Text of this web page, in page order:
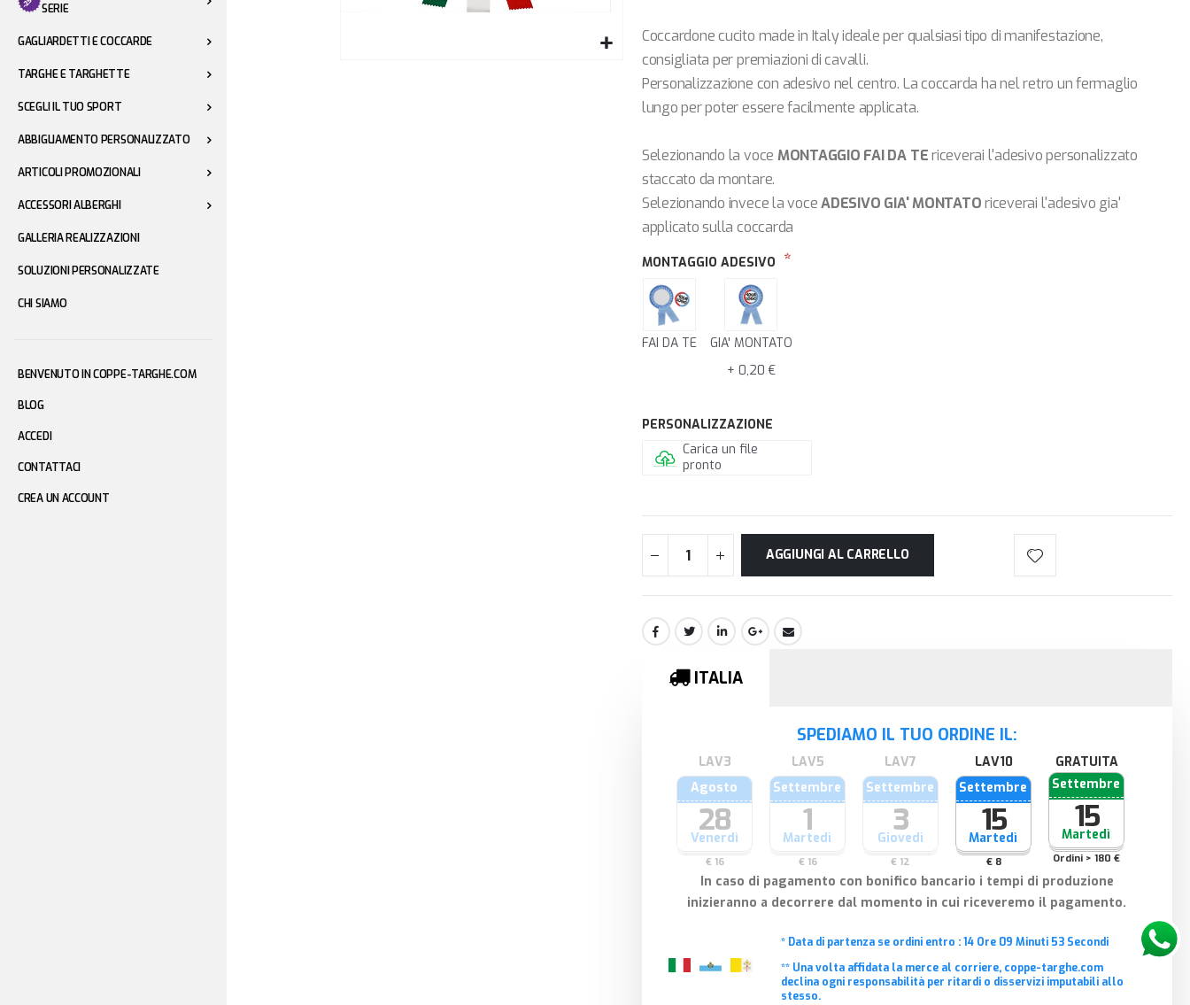
SERIE
GAGLIARDETTI E COCCARDE
TARGHE E TARGHETTE
SCEGLI IL TUO SPORT
ABBIGLIAMENTO PERSONALIZZATO
ARTICOLI PROMOZIONALI
ACCESSORI ALBERGHI
GALLERIA REALIZZAZIONI
SOLUZIONI PERSONALIZZATE
CHI SIAMO
BENVENUTO IN COPPE-TARGHE.COM
BLOG
ACCEDI
CONTATTACI
CREA UN ACCOUNT
Coccardone cucito made in Italy ideale per qualsiasi tipo di manifestazione,
consigliata per premiazioni di cavalli.
Personalizzazione con adesivo nel centro. La coccarda ha nel retro un fermaglio
lungo per poter essere facilmente applicata.
Selezionando la voce MONTAGGIO FAI DA TEriceverai l'adesivo personalizzato
staccato da montare.
Selezionando invece la voceADESIVO GIA' MONTATOriceverai l'adesivo gia'
applicato sulla coccarda
MONTAGGIO ADESIVO
FAI DA TE
GIA' MONTATO
+ 0,20 €
PERSONALIZZAZIONE
Carica un file
pronto
AGGIUNGI AL CARRELLO
ITALIA
SPEDIAMO IL TUO ORDINE IL:
Venerdì
Agosto
28
€ 16
Martedì
Settembre
1
€ 16
Giovedì
Settembre
3
€ 12
Martedì
Settembre
15
€ 8
GRATUITA
Martedì
Settembre
15
Ordini > 180 €
In caso di pagamento con bonifico bancario i tempi di produzione
inizieranno a decorrere dal momento in cui riceveremo il pagamento.
* Data di partenza se ordini entro :14Ore 09 Minuti 53Secondi
** Una volta affidata la merce al corriere, coppe-targhe.com
declina ogni responsabilità per ritardi o disservizi imputabili allo
stesso.